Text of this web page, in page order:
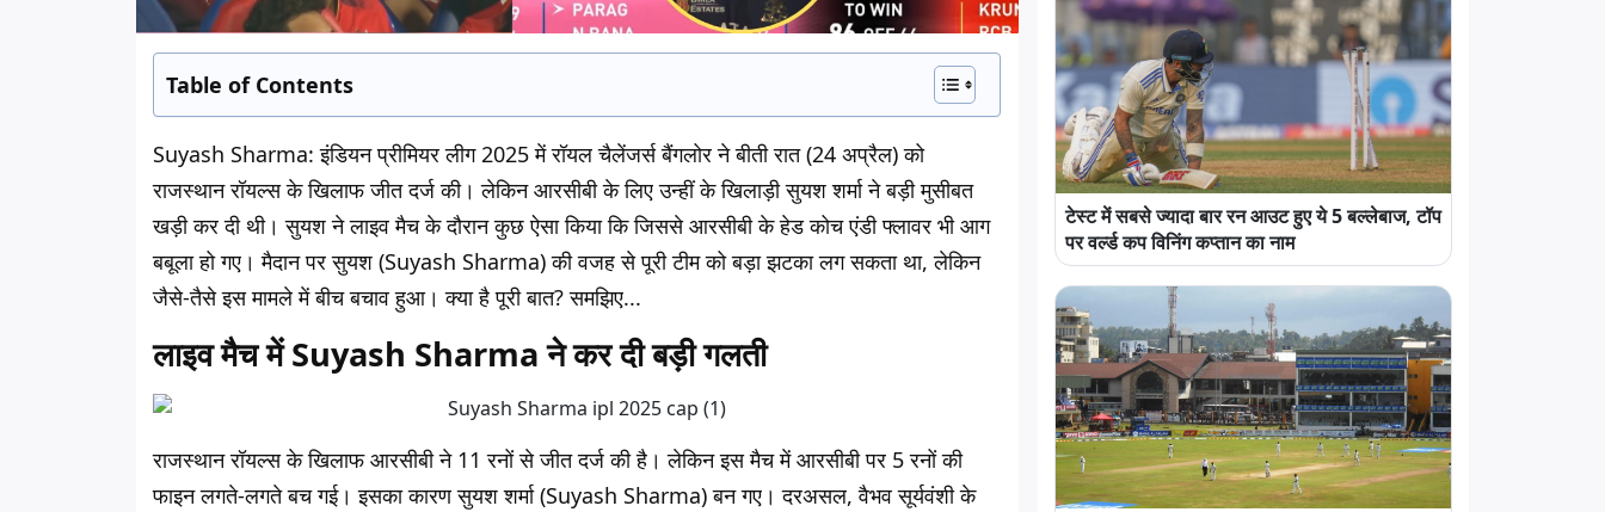
Table of Contents
Suyash Sharma: इंडियन प्रीमियर लीग 2025 में रॉयल चैलेंजर्स बैंगलोर ने बीती रात (24 अप्रैल) को
राजस्थान रॉयल्स के खिलाफ जीत दर्ज की। लेकिन आरसीबी के लिए उन्हीं के खिलाड़ी सुयश शर्मा ने बड़ी मुसीबत
खड़ी कर दी थी। सुयश ने लाइव मैच के दौरान कुछ ऐसा किया कि जिससे आरसीबी के हेड कोच एंडी फ्लावर भी आग
बबूला हो गए। मैदान पर सुयश (Suyash Sharma) की वजह से पूरी टीम को बड़ा झटका लग सकता था, लेकिन
जैसे-तैसे इस मामले में बीच बचाव हुआ। क्या है पूरी बात? समझिए...
लाइव मैच में Suyash Sharma ने कर दी बड़ी गलती
राजस्थान रॉयल्स के खिलाफ आरसीबी ने 11 रनों से जीत दर्ज की है। लेकिन इस मैच में आरसीबी पर 5 रनों की
फाइन लगते-लगते बच गई। इसका कारण सुयश शर्मा (Suyash Sharma) बन गए। दरअसल, वैभव सूर्यवंशी के
टेस्ट में सबसे ज्यादा बार रन आउट हुए ये 5 बल्लेबाज, टॉप
पर वर्ल्ड कप विनिंग कप्तान का नाम